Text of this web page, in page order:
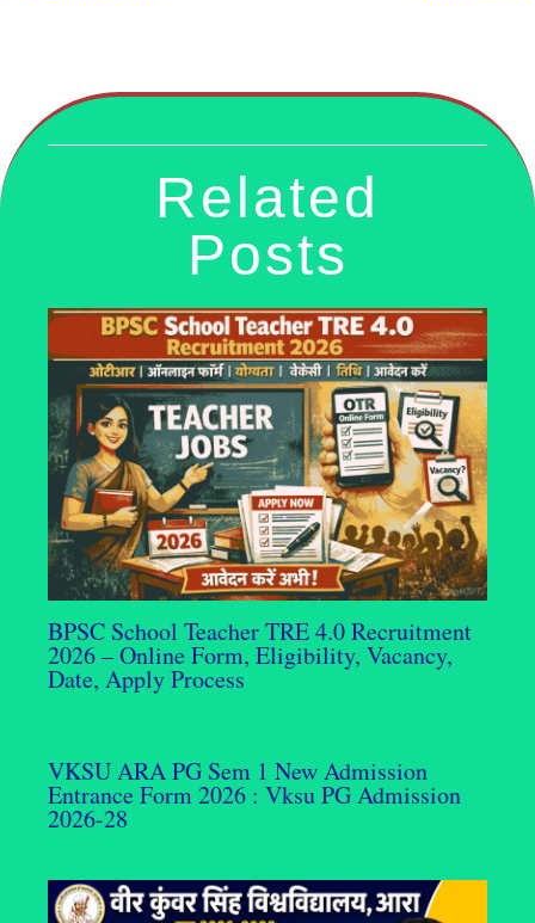
Related
Posts
BPSC School Teacher TRE 4.0 Recruitment
2026 – Online Form, Eligibility, Vacancy,
Date, Apply Process
VKSU ARA PG Sem 1 New Admission
Entrance Form 2026 : Vksu PG Admission
2026-28